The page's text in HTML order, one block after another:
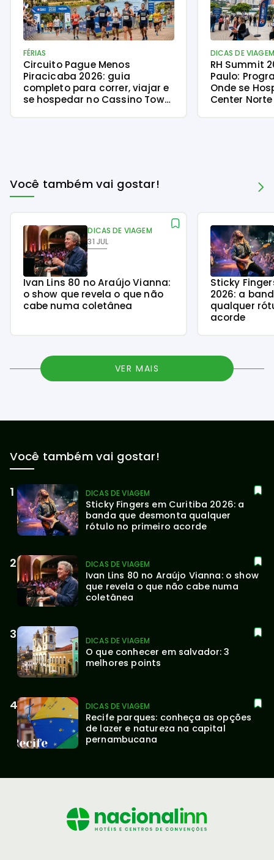
FÉRIAS
Circuito Pague Menos
Piracicaba 2026: guia
completo para correr, viajar e
se hospedar no Cassino Tower
DICAS DE VIAGEM
RH Summit
Paulo:
Onde se
Center Norte
Você também vai gostar!
DICAS DE VIAGEM
31 JUL
Ivan Lins 80 no Araújo Vianna:
o show que revela o que não
cabe numa coletânea
Sticky
2026: a
qualquer
acorde
VER MAIS
Você também vai gostar!
DICAS DE VIAGEM
Sticky Fingers em Curitiba 2026: a
banda que desmonta qualquer
rótulo no primeiro acorde
DICAS DE VIAGEM
Ivan Lins 80 no Araújo Vianna: o show
que revela o que não cabe numa
coletânea
DICAS DE VIAGEM
O que conhecer em salvador: 3
melhores points
DICAS DE VIAGEM
Recife parques: conheça as opções
de lazer e natureza na capital
pernambucana